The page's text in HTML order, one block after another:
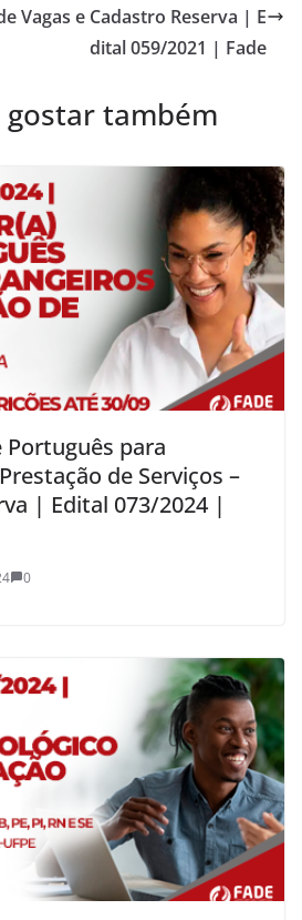
Vagas e Cadastro Reserva | E
dital 059/2021 | Fade
gostar também
Português para
de Serviços –
| Edital 073/2024 |
0